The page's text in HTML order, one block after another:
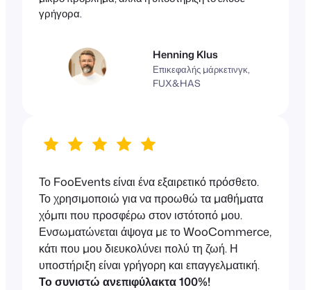
γρήγορα.
Henning Klus
Επικεφαλής μάρκετινγκ,
FUX&HAS
Το FooEvents είναι ένα εξαιρετικό πρόσθετο.
Το χρησιμοποιώ για να προωθώ τα μαθήματα
χόμπι που προσφέρω στον ιστότοπό μου.
Ενσωματώνεται άψογα με το WooCommerce,
κάτι που μου διευκολύνει πολύ τη ζωή. Η
υποστήριξη είναι γρήγορη και επαγγελματική.
Το συνιστώ ανεπιφύλακτα 100%!